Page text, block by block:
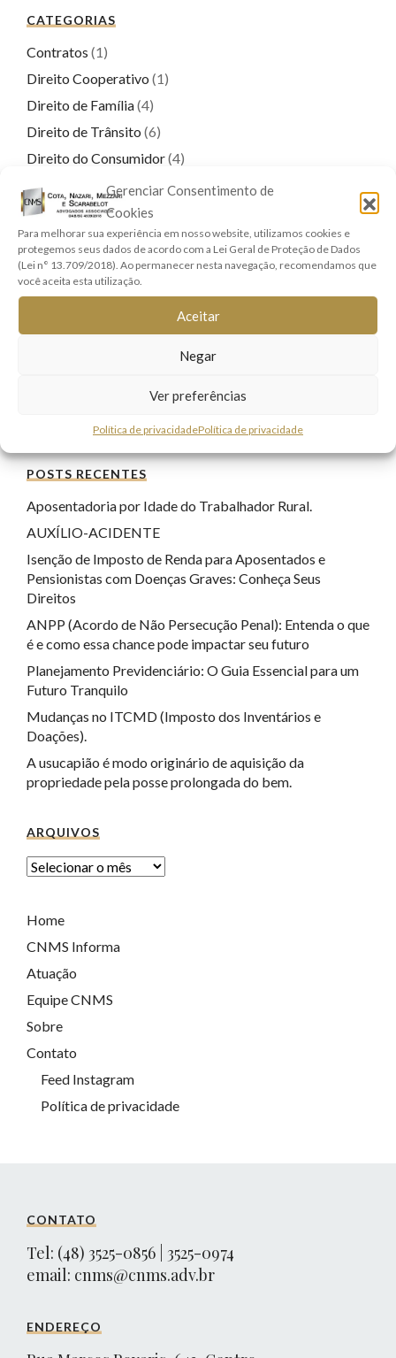
Gerenciar Consentimento de
Cookies
Para melhorar sua experiência em nosso website, utilizamos cookies e
protegemos seus dados de acordo com a Lei Geral de Proteção de Dados
(Lei n° 13.709/2018). Ao permanecer nesta navegação, recomendamos que
você aceita esta utilização.
Aceitar
Negar
Ver preferências
Política de privacidadePolítica de privacidade
CATEGORIAS
Contratos (1)
Direito Cooperativo (1)
Direito de Família(4)
Direito de Trânsito (6)
Direito do Consumidor(4)
Direito Empresarial(6)
Direito Penal(17)
Direito Previdenciário (9)
Direitos Real e Imobiliário(1)
Família e Sucessões
Lei Geral de Proteção de Dados(7)
Tecnologia(17)
POSTS RECENTES
Aposentadoria por Idade do Trabalhador Rural.
AUXÍLIO-ACIDENTE
Isenção de Imposto de Renda para Aposentados e
Pensionistas com Doenças Graves: Conheça Seus
Direitos
ANPP (Acordo de Não Persecução Penal): Entenda o que
é e como essa chance pode impactar seu futuro
Planejamento Previdenciário: O Guia Essencial para um
Futuro Tranquilo
Mudanças no ITCMD (Imposto dos Inventários e
Doações).
A usucapião é modo originário de aquisição da
propriedade pela posse prolongada do bem.
ARQUIVOS
Home
CNMS Informa
Atuação
Equipe CNMS
Sobre
Contato
Feed Instagram
Política de privacidade
CONTATO
Tel: (48) 3525-0856 | 3525-0974
email: cnms@cnms.adv.br
ENDEREÇO